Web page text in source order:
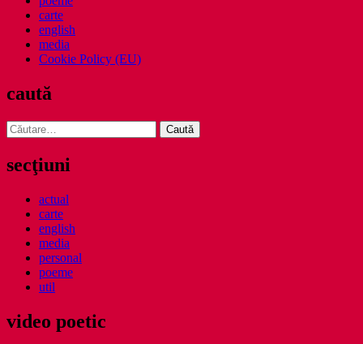
carte
english
media
Cookie Policy (EU)
caută
Caută
după:
secţiuni
actual
carte
english
media
personal
poeme
util
video poetic